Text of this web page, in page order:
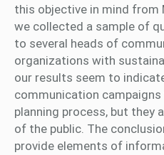
this objective in mind from
we collected a sample of
to several heads of
organizations with
our results seem to
communication
planning process, but they
of the public. The
provide elements of